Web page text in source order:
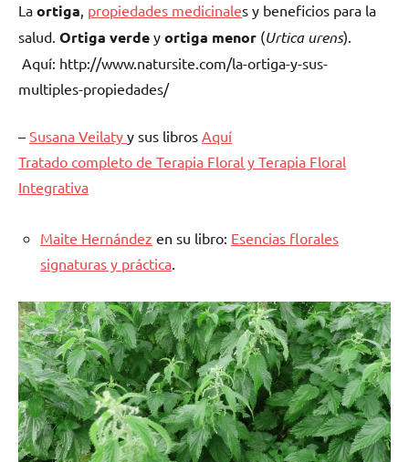
La ortiga, propiedades medicinales y beneficios para la
salud. Ortiga verde y ortiga menor (Urtica urens).
Aquí: http://www.natursite.com/la-ortiga-y-sus-
multiples-propiedades/
– Susana Veilaty y sus libros Aquí
Tratado completo de Terapia Floral y Terapia Floral
Integrativa
Maite Hernández en su libro: Esencias florales
signaturas y práctica.